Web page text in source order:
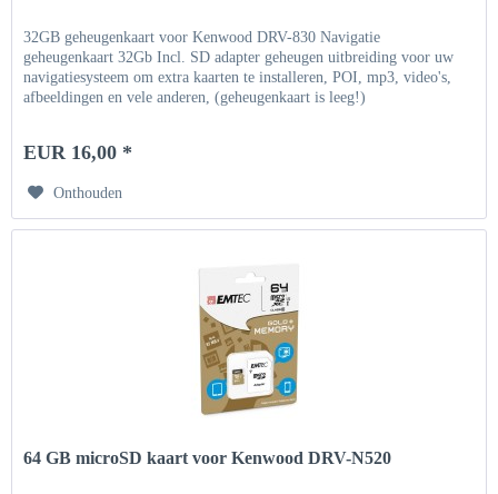
32GB geheugenkaart voor Kenwood DRV-830 Navigatie
geheugenkaart 32Gb Incl. SD adapter geheugen uitbreiding voor uw
navigatiesysteem om extra kaarten te installeren, POI, mp3, video's,
afbeeldingen en vele anderen, (geheugenkaart is leeg!)
EUR 16,00 *
Onthouden
64 GB microSD kaart voor Kenwood DRV-N520